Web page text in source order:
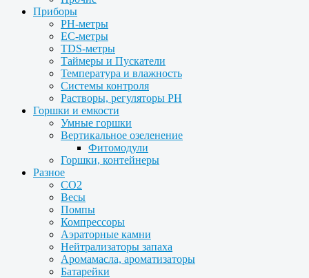
Приборы
PH-метры
EC-метры
TDS-метры
Таймеры и Пускатели
Температура и влажность
Системы контроля
Растворы, регуляторы PH
Горшки и емкости
Умные горшки
Вертикальное озеленение
Фитомодули
Горшки, контейнеры
Разное
CO2
Весы
Помпы
Компрессоры
Аэраторные камни
Нейтрализаторы запаха
Аромамасла, ароматизаторы
Батарейки